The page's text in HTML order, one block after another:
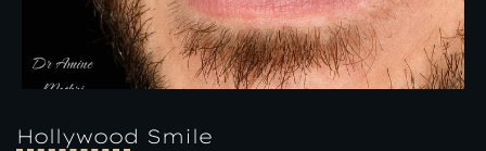
Hollywood Smile